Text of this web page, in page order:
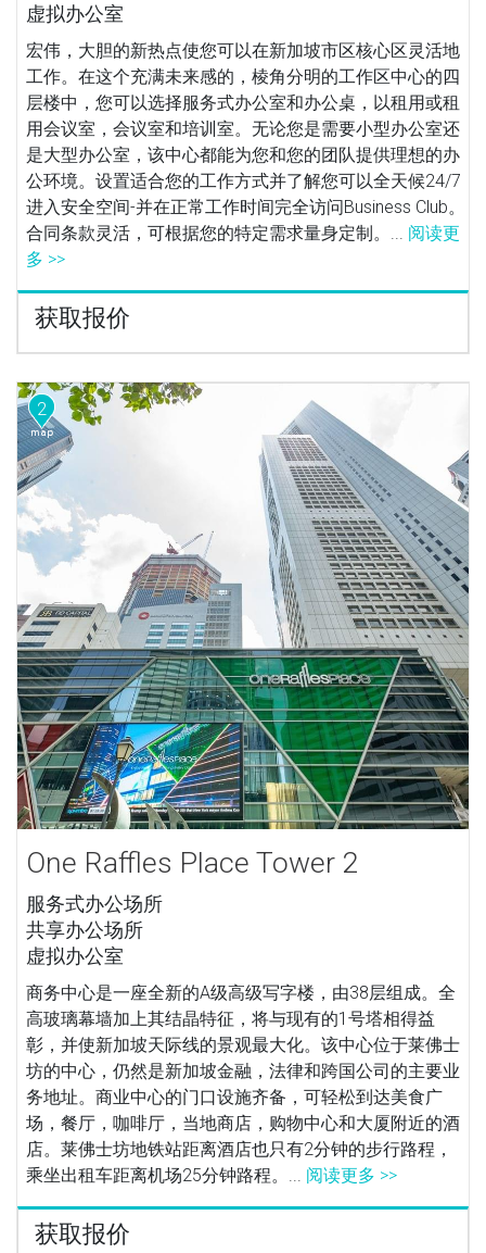
虚拟办公室
宏伟，大胆的新热点使您可以在新加坡市区核心区灵活地
工作。在这个充满未来感的，棱角分明的工作区中心的四
层楼中，您可以选择服务式办公室和办公桌，以租用或租
用会议室，会议室和培训室。无论您是需要小型办公室还
是大型办公室，该中心都能为您和您的团队提供理想的办
公环境。设置适合您的工作方式并了解您可以全天候24/7
进入安全空间-并在正常工作时间完全访问Business Club。
合同条款灵活，可根据您的特定需求量身定制。... 阅读更
多 >>
获取报价
2
One Raffles Place Tower 2
服务式办公场所
共享办公场所
虚拟办公室
商务中心是一座全新的A级高级写字楼，由38层组成。全
高玻璃幕墙加上其结晶特征，将与现有的1号塔相得益
彰，并使新加坡天际线的景观最大化。该中心位于莱佛士
坊的中心，仍然是新加坡金融，法律和跨国公司的主要业
务地址。商业中心的门口设施齐备，可轻松到达美食广
场，餐厅，咖啡厅，当地商店，购物中心和大厦附近的酒
店。莱佛士坊地铁站距离酒店也只有2分钟的步行路程，
乘坐出租车距离机场25分钟路程。... 阅读更多 >>
获取报价